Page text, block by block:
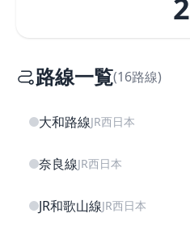
2
路線一覧(16路線)
大和路線JR西日本
奈良線JR西日本
JR和歌山線JR西日本